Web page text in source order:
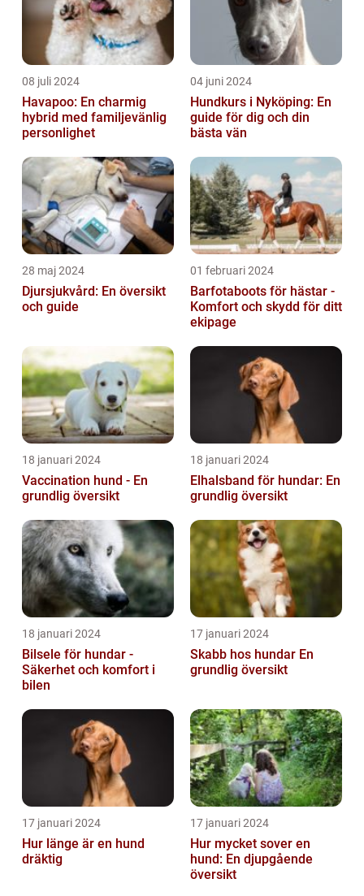
08 juli 2024
Havapoo: En charmig
hybrid med familjevänlig
personlighet
04 juni 2024
Hundkurs i Nyköping: En
guide för dig och din
bästa vän
28 maj 2024
Djursjukvård: En översikt
och guide
01 februari 2024
Barfotaboots för hästar -
Komfort och skydd för ditt
ekipage
18 januari 2024
Vaccination hund - En
grundlig översikt
18 januari 2024
Elhalsband för hundar: En
grundlig översikt
18 januari 2024
Bilsele för hundar -
Säkerhet och komfort i
bilen
17 januari 2024
Skabb hos hundar En
grundlig översikt
17 januari 2024
Hur länge är en hund
dräktig
17 januari 2024
Hur mycket sover en
hund: En djupgående
översikt